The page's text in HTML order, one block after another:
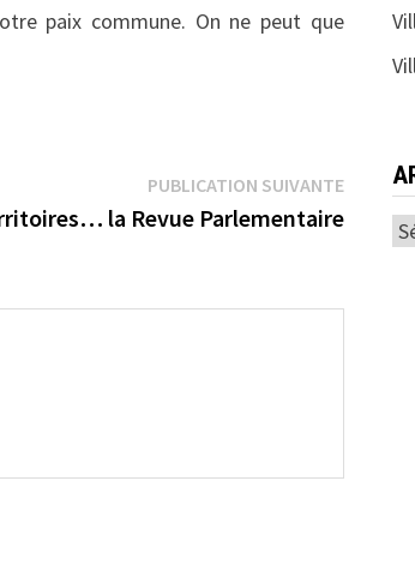
paix commune. On ne peut que
PUBLICATION SUIVANTE
la Revue Parlementaire